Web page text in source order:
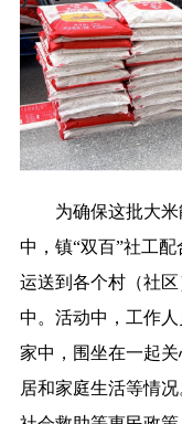
为确保这批大
中，镇“双百”社工
运送到各个村（社
中。活动中，工作
家中，围坐在一起
居和家庭生活等情